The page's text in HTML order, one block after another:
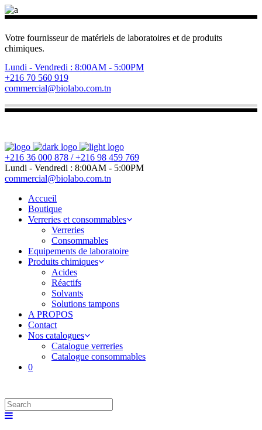
Votre fournisseur de matériels de laboratoires et de produits
chimiques.
Lundi - Vendredi : 8:00AM - 5:00PM
+216 70 560 919
commercial@biolabo.com.tn
+216 36 000 878 / +216 98 459 769
Lundi - Vendredi : 8:00AM - 5:00PM
commercial@biolabo.com.tn
Accueil
Boutique
Verreries et consommables
Verreries
Consommables
Equipements de laboratoire
Produits chimiques
Acides
Réactifs
Solvants
Solutions tampons
A PROPOS
Contact
Nos catalogues
Catalogue verreries
Catalogue consommables
0